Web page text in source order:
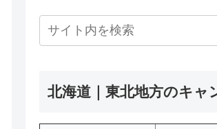
北海道｜東北地方のキャ